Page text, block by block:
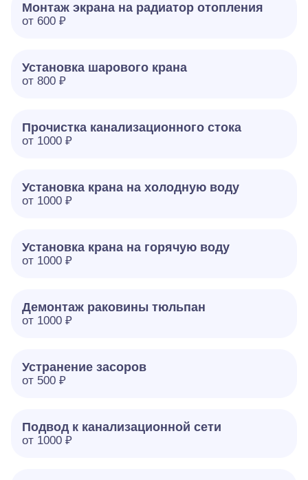
Монтаж экрана на радиатор отопления
от 600 ₽
Установка шарового крана
от 800 ₽
Прочистка канализационного стока
от 1000 ₽
Установка крана на холодную воду
от 1000 ₽
Установка крана на горячую воду
от 1000 ₽
Демонтаж раковины тюльпан
от 1000 ₽
Устранение засоров
от 500 ₽
Подвод к канализационной сети
от 1000 ₽